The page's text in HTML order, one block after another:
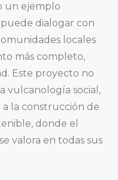
un ejemplo
dialogar con
locales
más completo,
Este proyecto no
vulcanología social,
la construcción de
donde el
valora en todas sus